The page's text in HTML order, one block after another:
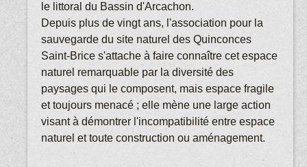
le littoral du Bassin d'Arcachon.
Depuis plus de vingt ans, l'association pour la
sauvegarde du site naturel des Quinconces
Saint-Brice s'attache à faire connaître cet espace
naturel remarquable par la diversité des
paysages qui le composent, mais espace fragile
et toujours menacé ; elle mène une large action
visant à démontrer l'incompatibilité entre espace
naturel et toute construction ou aménagement.